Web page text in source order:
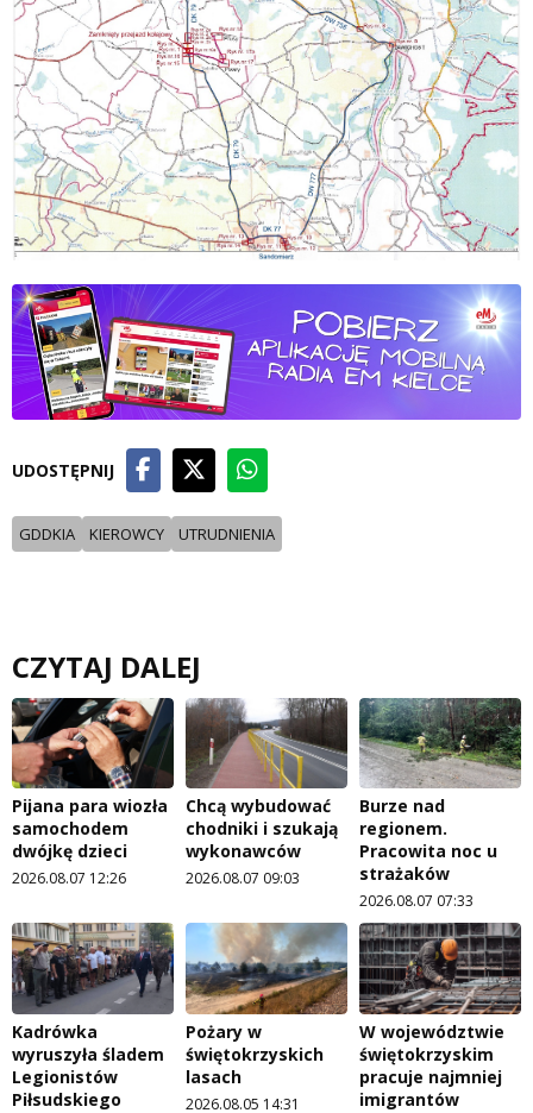
UDOSTĘPNIJ
GDDKIA KIEROWCY UTRUDNIENIA
CZYTAJ DALEJ
Pijana para wiozła
samochodem
dwójkę dzieci
2026.08.07 12:26
Chcą wybudować
chodniki i szukają
wykonawców
2026.08.07 09:03
Burze nad
regionem.
Pracowita noc u
strażaków
2026.08.07 07:33
Kadrówka
wyruszyła śladem
Legionistów
Piłsudskiego
Pożary w
świętokrzyskich
lasach
2026.08.05 14:31
W województwie
świętokrzyskim
pracuje najmniej
imigrantów